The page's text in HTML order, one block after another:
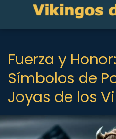
Fuerza y
Símbolos de
Joyas de los